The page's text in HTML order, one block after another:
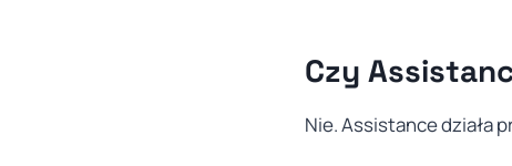
Czy
Nie. Assistance działa